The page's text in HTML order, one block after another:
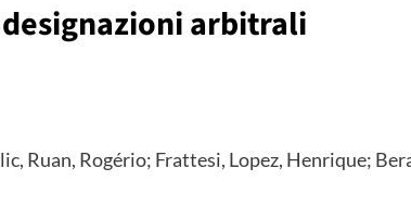
arbitrali
Ruan, Rogério; Frattesi, Lopez, Henrique;